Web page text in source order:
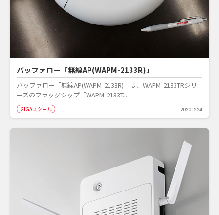
バッファロー「無線AP(WAPM-2133R)」
バッファロー「無線AP(WAPM-2133R)」は、WAPM-2133TRシリ
ーズのフラッグシップ「WAPM-2133T...
GIGAスクール 2020.12.24